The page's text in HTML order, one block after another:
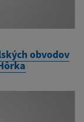
obvodov